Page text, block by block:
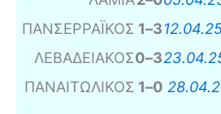
ΠΑΝΣΕΡΡΑΪΚΟΣ 1–3
ΛΕΒΑΔΕΙΑΚΟΣ0–3
ΠΑΝΑΙΤΩΛΙΚΟΣ 1–0